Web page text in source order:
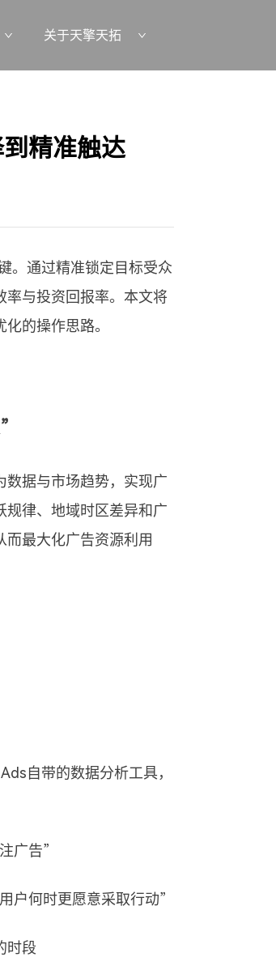
关于天擎天拓
精准触达
。通过精准锁定目标受众
率与投资回报率。本文将
的操作思路。
数据与市场趋势，实现广
规律、地域时区差异和广
最大化广告资源利用
自带的数据分析工具，
广告”
户何时更愿意采取行动”
时段